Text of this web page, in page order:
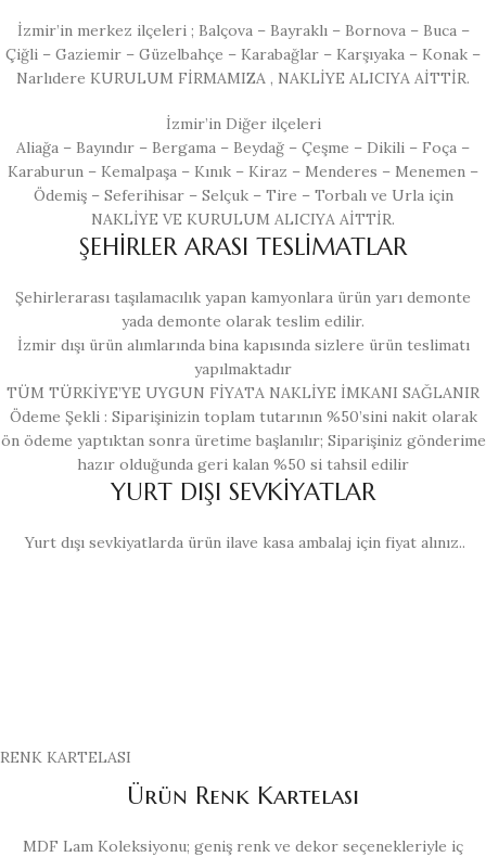
İzmir’in merkez ilçeleri ; Balçova – Bayraklı – Bornova – Buca –
Çiğli – Gaziemir – Güzelbahçe – Karabağlar – Karşıyaka – Konak –
Narlıdere KURULUM FİRMAMIZA , NAKLİYE ALICIYA AİTTİR.
İzmir’in Diğer ilçeleri
Aliağa – Bayındır – Bergama – Beydağ – Çeşme – Dikili – Foça –
Karaburun – Kemalpaşa – Kınık – Kiraz – Menderes – Menemen –
Ödemiş – Seferihisar – Selçuk – Tire – Torbalı ve Urla için
NAKLİYE VE KURULUM ALICIYA AİTTİR.
ŞEHİRLER ARASI TESLİMATLAR
Şehirlerarası taşılamacılık yapan kamyonlara ürün yarı demonte
yada demonte olarak teslim edilir.
İzmir dışı ürün alımlarında bina kapısında sizlere ürün teslimatı
yapılmaktadır
TÜM TÜRKİYE’YE UYGUN FİYATA NAKLİYE İMKANI SAĞLANIR
Ödeme Şekli : Siparişinizin toplam tutarının %50’sini nakit olarak
ön ödeme yaptıktan sonra üretime başlanılır; Siparişiniz gönderime
hazır olduğunda geri kalan %50 si tahsil edilir
YURT DIŞI SEVKİYATLAR
Yurt dışı sevkiyatlarda ürün ilave kasa ambalaj için fiyat alınız..
RENK KARTELASI
Ürün Renk Kartelası
MDF Lam Koleksiyonu; geniş renk ve dekor seçenekleriyle iç